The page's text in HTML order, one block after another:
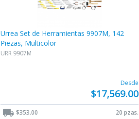
Urrea Set de Herramientas 9907M, 142
Piezas, Multicolor
URR 9907M
Desde
$17,569.00
local_shipping $353.00 20 pzas.